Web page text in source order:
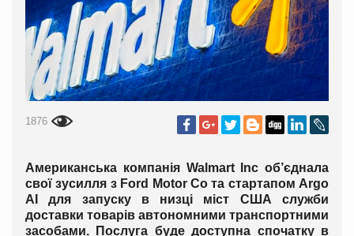
1876
Американська компанія Walmart Inc об’єднала
свої зусилля з Ford Motor Co та стартапом Argo
AI для запуску в низці міст США служби
доставки товарів автономними транспортними
засобами. Послуга буде доступна спочатку в